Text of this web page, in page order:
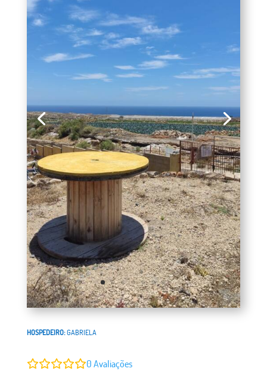
HOSPEDEIRO:GABRIELA
0 Avaliações